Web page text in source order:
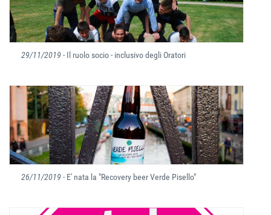
29/11/2019- Il ruolo socio - inclusivo degli Oratori
26/11/2019- E' nata la "Recovery beer Verde Pisello"